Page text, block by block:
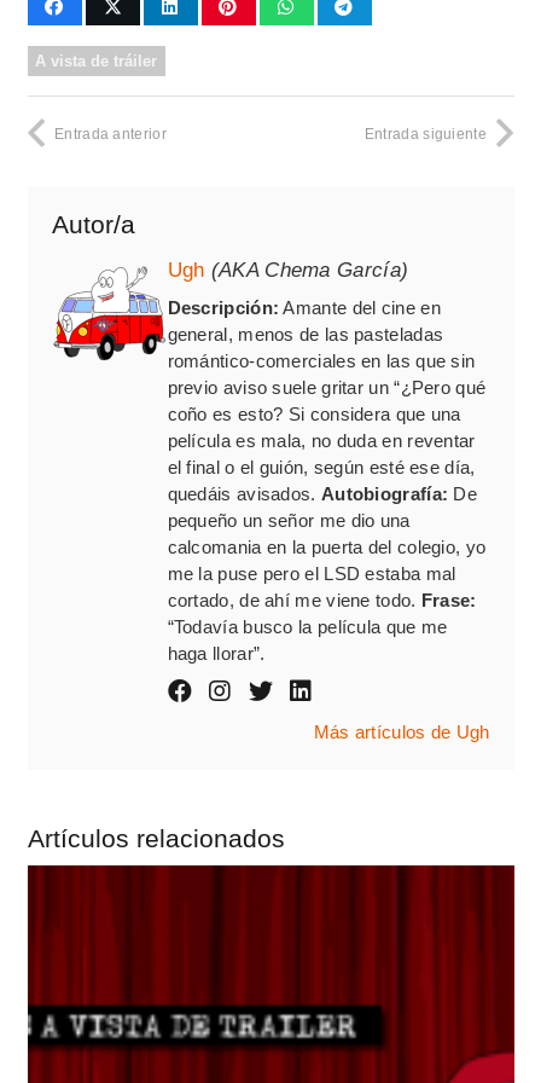
A vista de tráiler
Entrada anterior Entrada siguiente
Autor/a
Ugh (AKA Chema García)
Descripción: Amante del cine en
general, menos de las pasteladas
romántico-comerciales en las que sin
previo aviso suele gritar un “¿Pero qué
coño es esto? Si considera que una
película es mala, no duda en reventar
el final o el guión, según esté ese día,
quedáis avisados. Autobiografía: De
pequeño un señor me dio una
calcomania en la puerta del colegio, yo
me la puse pero el LSD estaba mal
cortado, de ahí me viene todo. Frase:
“Todavía busco la película que me
haga llorar”.
Más artículos de Ugh
Artículos relacionados